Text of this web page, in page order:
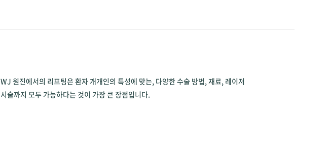
WJ 원진에서의 리프팅은 환자 개개인의 특성에 맞는, 다양한 수술 방법, 재료, 레이저
시술까지 모두 가능하다는 것이 가장 큰 장점입니다.